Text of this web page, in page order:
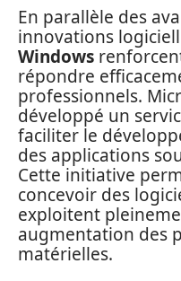
En parallèle des
innovations
Windows
répondre
professionnels.
développé un
faciliter le
des applications
Cette initiative
concevoir des
exploitent
augmentation des
matérielles.